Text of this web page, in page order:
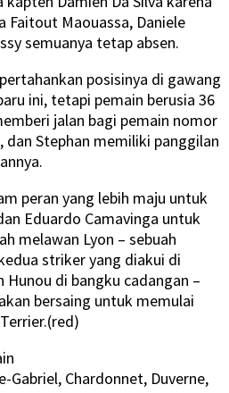
Maouassa, Daniele
semuanya tetap absen.
posisinya di gawang
ini, tetapi pemain berusia 36
jalan bagi pemain nomor
Stephan memiliki panggilan
peran yang lebih maju untuk
Eduardo Camavinga untuk
melawan Lyon – sebuah
striker yang diakui di
Hunou di bangku cadangan –
bersaing untuk memulai
Gabriel, Chardonnet, Duverne,